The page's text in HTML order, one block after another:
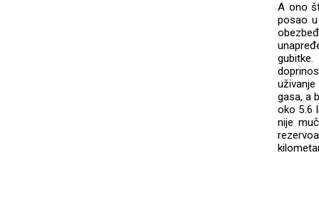
A ono
posao
gasa, a
oko 5.6
nije